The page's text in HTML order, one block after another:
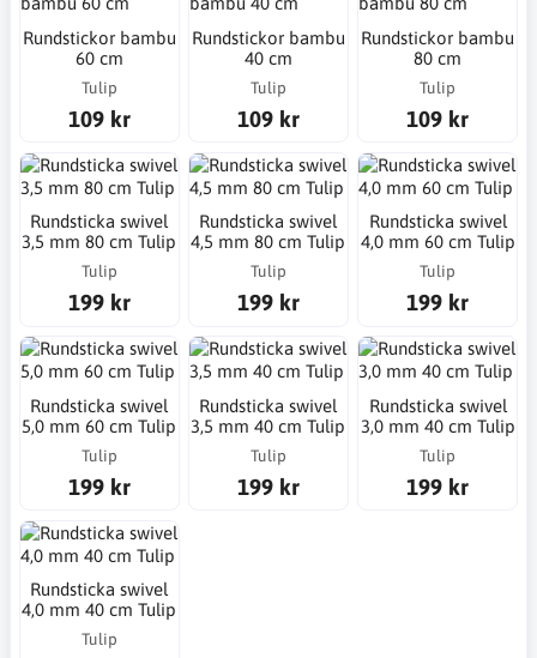
Rundstickor bambu
60 cm
Tulip
109 kr
Rundstickor bambu
40 cm
Tulip
109 kr
Rundstickor bambu
80 cm
Tulip
109 kr
Rundsticka swivel
3,5 mm 80 cm Tulip
Tulip
199 kr
Rundsticka swivel
4,5 mm 80 cm Tulip
Tulip
199 kr
Rundsticka swivel
4,0 mm 60 cm Tulip
Tulip
199 kr
Rundsticka swivel
5,0 mm 60 cm Tulip
Tulip
199 kr
Rundsticka swivel
3,5 mm 40 cm Tulip
Tulip
199 kr
Rundsticka swivel
3,0 mm 40 cm Tulip
Tulip
199 kr
Rundsticka swivel
4,0 mm 40 cm Tulip
Tulip